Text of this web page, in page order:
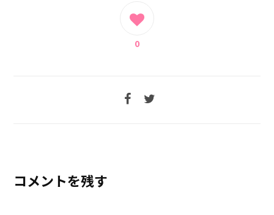
0
コメントを残す